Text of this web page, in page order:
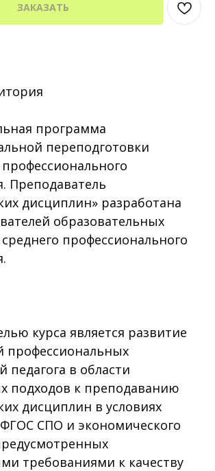
ЗАКАЗАТЬ
программа
переподготовки
профессионального
Преподаватель
дисциплин» разработана
образовательных
профессионального
курса является развитие
профессиональных
педагога в области
подходов к преподаванию
дисциплин в условиях
СПО и экономического
требованиями к качеству